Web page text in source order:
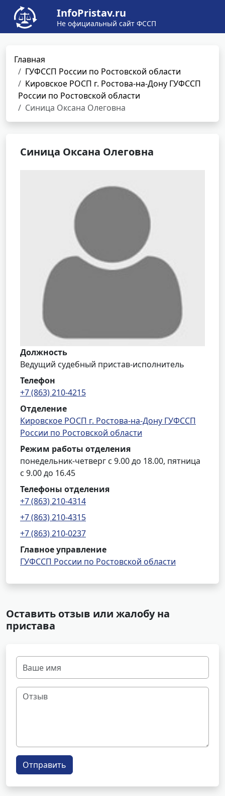
InfoPristav.ru
Не официальный сайт ФССП
Главная
ГУФССП России по Ростовской области
Кировское РОСП г. Ростова-на-Дону ГУФССП
России по Ростовской области
Синица Оксана Олеговна
Синица Оксана Олеговна
Должность
Ведущий судебный пристав-исполнитель
Телефон
+7 (863) 210-4215
Отделение
Кировское РОСП г. Ростова-на-Дону ГУФССП
России по Ростовской области
Режим работы отделения
понедельник-четверг с 9.00 до 18.00, пятница
с 9.00 до 16.45
Телефоны отделения
+7 (863) 210-4314
+7 (863) 210-4315
+7 (863) 210-0237
Главное управление
ГУФССП России по Ростовской области
Оставить отзыв или жалобу на
пристава
Отправить